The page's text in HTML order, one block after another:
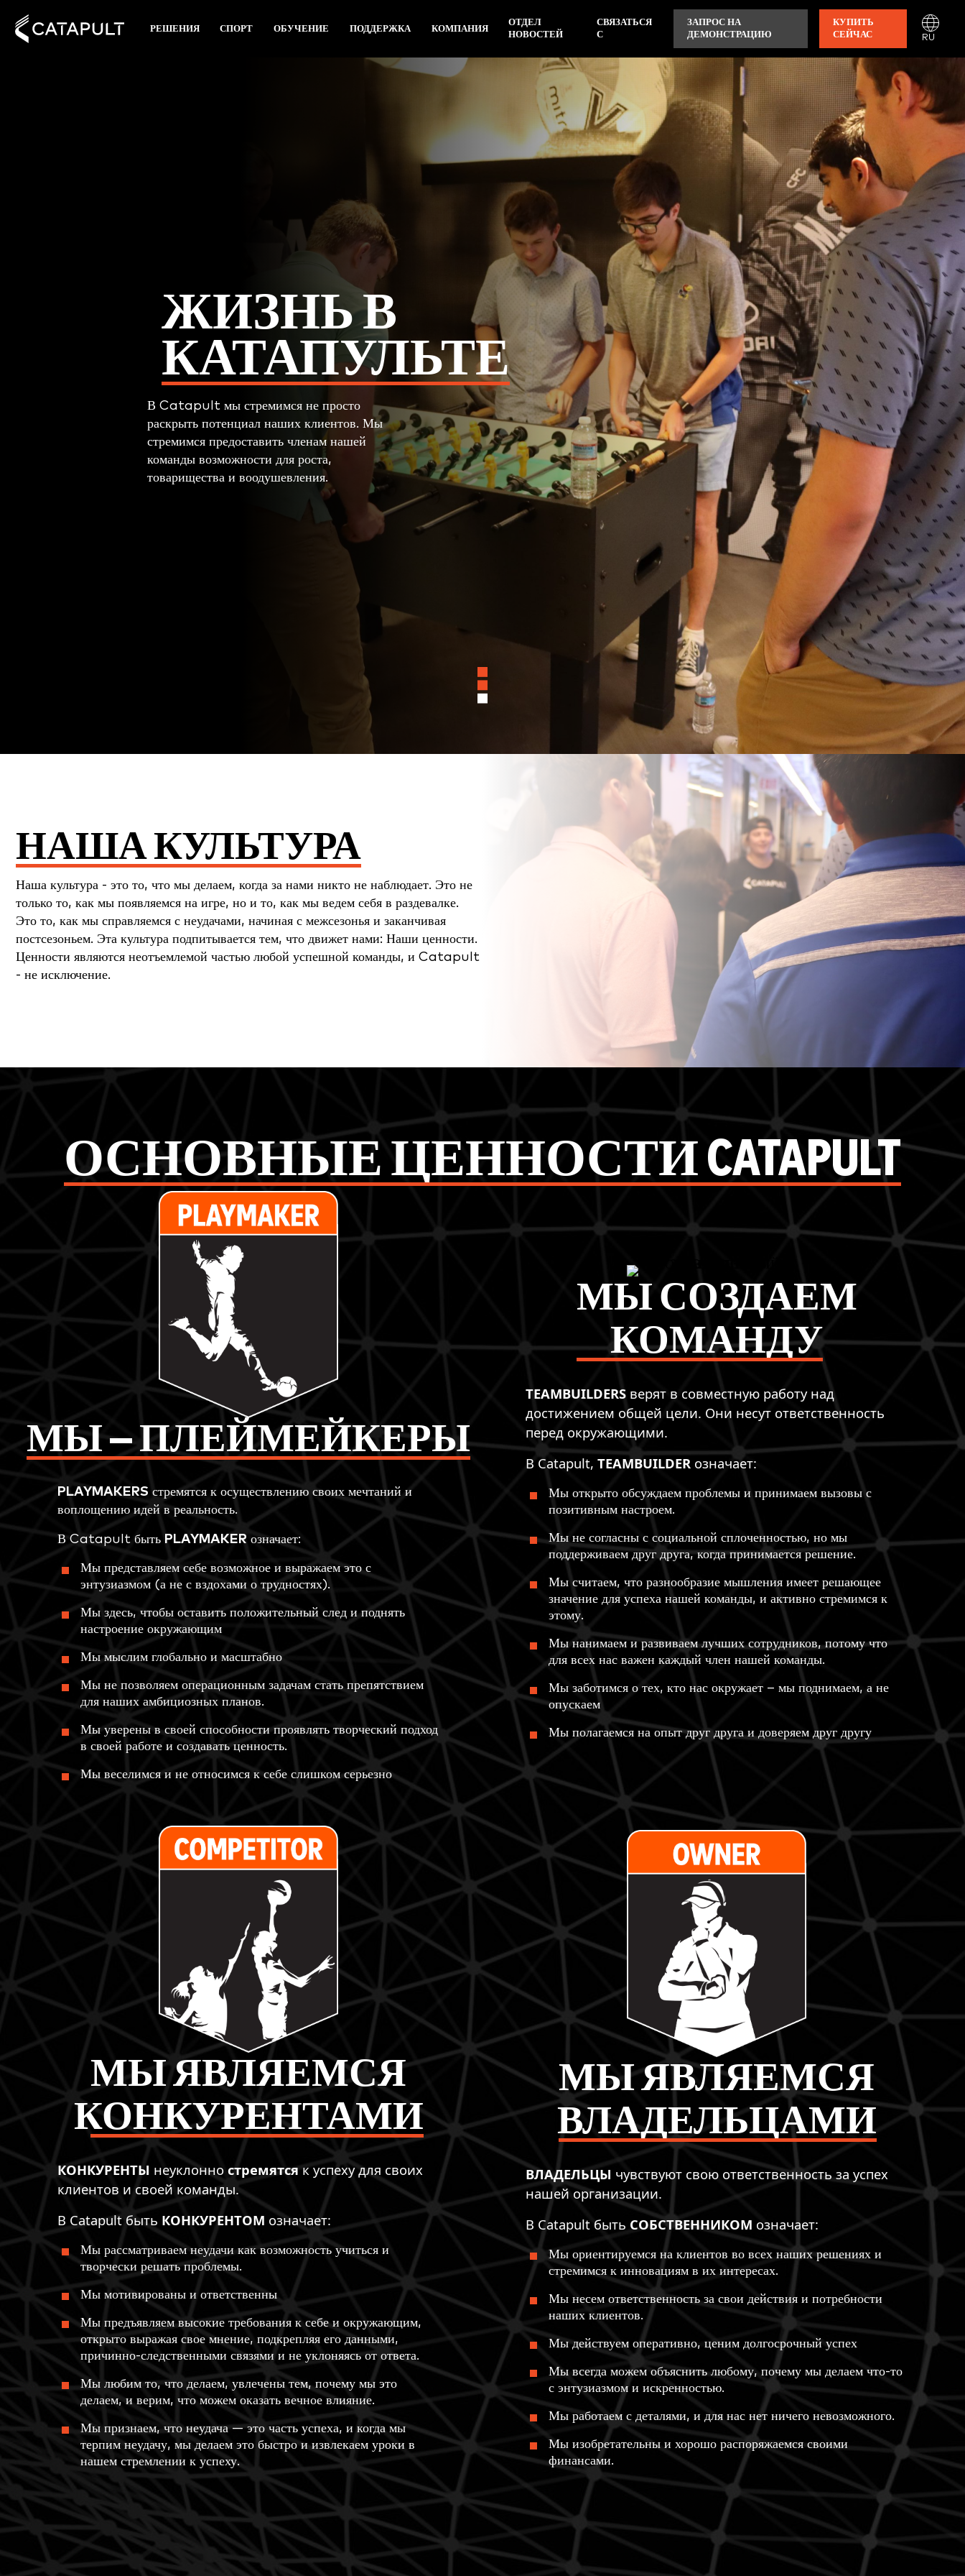
РЕШЕНИЯ СПОРТ ОБУЧЕНИЕ ПОДДЕРЖКА КОМПАНИЯ
ОТДЕЛ
НОВОСТЕЙ
СВЯЗАТЬСЯ
С
ЗАПРОС НА
ДЕМОНСТРАЦИЮ
КУПИТЬ
СЕЙЧАС
RU
ЖИЗНЬ В
КАТАПУЛЬТЕ
В Catapult мы стремимся не просто
раскрыть потенциал наших клиентов. Мы
стремимся предоставить членам нашей
команды возможности для роста,
товарищества и воодушевления.
НАША КУЛЬТУРА
Наша культура - это то, что мы делаем, когда за нами никто не наблюдает. Это не
только то, как мы появляемся на игре, но и то, как мы ведем себя в раздевалке.
Это то, как мы справляемся с неудачами, начиная с межсезонья и заканчивая
постсезоньем. Эта культура подпитывается тем, что движет нами: Наши ценности.
Ценности являются неотъемлемой частью любой успешной команды, и Catapult
- не исключение.
ОСНОВНЫЕ ЦЕННОСТИ CATAPULT
МЫ — ПЛЕЙМЕЙКЕРЫ
PLAYMAKERS стремятся к осуществлению своих мечтаний и
воплощению идей в реальность.
В Catapult быть PLAYMAKER означает:
Мы представляем себе возможное и выражаем это с
энтузиазмом (а не с вздохами о трудностях).
Мы здесь, чтобы оставить положительный след и поднять
настроение окружающим
Мы мыслим глобально и масштабно
Мы не позволяем операционным задачам стать препятствием
для наших амбициозных планов.
Мы уверены в своей способности проявлять творческий подход
в своей работе и создавать ценность.
Мы веселимся и не относимся к себе слишком серьезно
МЫ СОЗДАЕМ
КОМАНДУ
TEAMBUILDERS верят в совместную работу над
достижением общей цели. Они несут ответственность
перед окружающими.
В Catapult, TEAMBUILDER означает:
Мы открыто обсуждаем проблемы и принимаем вызовы с
позитивным настроем.
Мы не согласны с социальной сплоченностью, но мы
поддерживаем друг друга, когда принимается решение.
Мы считаем, что разнообразие мышления имеет решающее
значение для успеха нашей команды, и активно стремимся к
этому.
Мы нанимаем и развиваем лучших сотрудников, потому что
для всех нас важен каждый член нашей команды.
Мы заботимся о тех, кто нас окружает – мы поднимаем, а не
опускаем
Мы полагаемся на опыт друг друга и доверяем друг другу
МЫ ЯВЛЯЕМСЯ
КОНКУРЕНТАМИ
КОНКУРЕНТЫ неуклонно стремятсяк успеху для своих
клиентов и своей команды.
В Catapult быть КОНКУРЕНТОМ означает:
Мы рассматриваем неудачи как возможность учиться и
творчески решать проблемы.
Мы мотивированы и ответственны
Мы предъявляем высокие требования к себе и окружающим,
открыто выражая свое мнение, подкрепляя его данными,
причинно-следственными связями и не уклоняясь от ответа.
Мы любим то, что делаем, увлечены тем, почему мы это
делаем, и верим, что можем оказать вечное влияние.
Мы признаем, что неудача — это часть успеха, и когда мы
терпим неудачу, мы делаем это быстро и извлекаем уроки в
нашем стремлении к успеху.
МЫ ЯВЛЯЕМСЯ
ВЛАДЕЛЬЦАМИ
ВЛАДЕЛЬЦЫ чувствуют свою ответственность за успех
нашей организации.
В Catapult быть СОБСТВЕННИКОМ означает:
Мы ориентируемся на клиентов во всех наших решениях и
стремимся к инновациям в их интересах.
Мы несем ответственность за свои действия и потребности
наших клиентов.
Мы действуем оперативно, ценим долгосрочный успех
Мы всегда можем объяснить любому, почему мы делаем что-то
с энтузиазмом и искренностью.
Мы работаем с деталями, и для нас нет ничего невозможного.
Мы изобретательны и хорошо распоряжаемся своими
финансами.